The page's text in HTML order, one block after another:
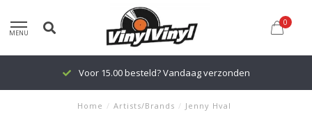
MENU
0
Voor 15.00 besteld? Vandaag verzonden
Home / Artists/Brands / Jenny Hval